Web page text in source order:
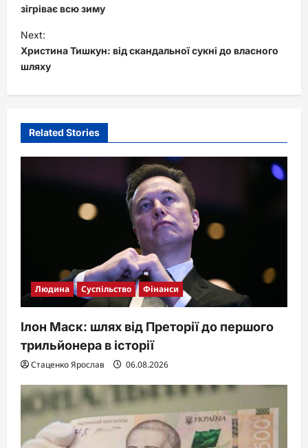
s
t
n
a
v
g
a
зігріває всю зиму
Next:
Христина Тишкун: від скандальної сукні до власного
шляху
Related Stories
Людина Суспільство Фінанси
Ілон Маск: шлях від Преторії до першого
трильйонера в історії
Стаценко Ярослав 06.08.2026